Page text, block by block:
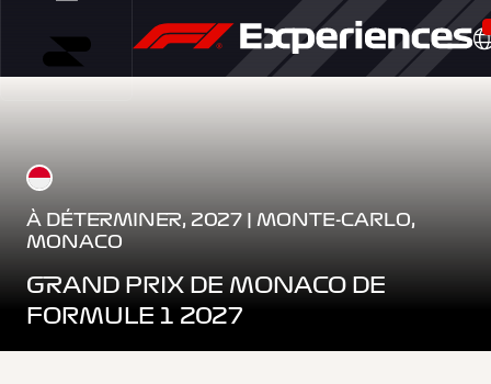
À DÉTERMINER, 2027 | MONTE-CARLO,
MONACO
GRAND PRIX DE MONACO DE
FORMULE 1 2027